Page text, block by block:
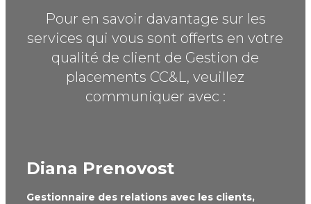
Pour en savoir davantage sur les
services qui vous sont offerts en votre
qualité de client de Gestion de
placements CC&L, veuillez
communiquer avec :
Diana Prenovost
Gestionnaire des relations avec les clients,